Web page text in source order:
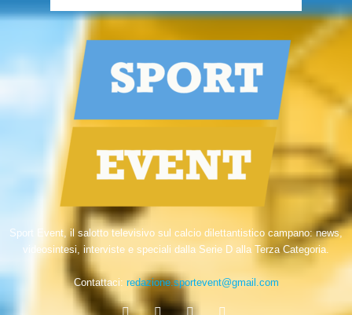
Sport Event, il salotto televisivo sul calcio dilettantistico campano: news,
videosintesi, interviste e speciali dalla Serie D alla Terza Categoria.
Contattaci: redazione.sportevent@gmail.com